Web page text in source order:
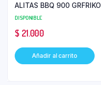
ALITAS BBQ 900 GRFRIKO
DISPONIBLE
$ 21.000
Añadir al carrito